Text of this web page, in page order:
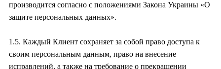
производится согласно с положениями Закона Украины «О
защите персональных данных».
1.5. Каждый Клиент сохраняет за собой право доступа к
своим персональным данным, право на внесение
исправлений, а также на требование о прекращении